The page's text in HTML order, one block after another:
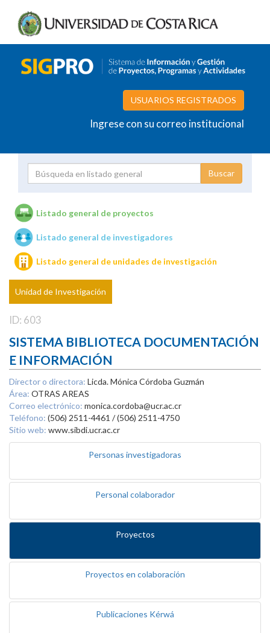
USUARIOS REGISTRADOS
Ingrese con su correo institucional
Unidades de investigación
Listado general de proyectos
Listado general de investigadores
Listado general de unidades de investigación
Unidad de Investigación
ID: 603
SISTEMA BIBLIOTECA DOCUMENTACIÓN
E INFORMACIÓN
Director o directora: Licda. Mónica Córdoba Guzmán
Área: OTRAS AREAS
Correo electrónico: monica.cordoba@ucr.ac.cr
Teléfono: (506) 2511-4461 / (506) 2511-4750
Sitio web: www.sibdi.ucr.ac.cr
Personas investigadoras
Personal colaborador
Proyectos
Proyectos en colaboración
Publicaciones Kérwá